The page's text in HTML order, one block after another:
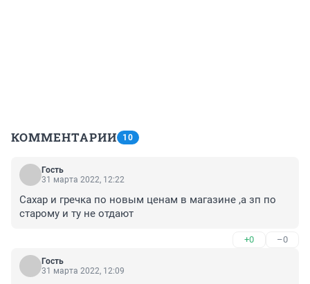
КОММЕНТАРИИ 10
Гость
31 марта 2022, 12:22
Сахар и гречка по новым ценам в магазине ,а зп по
старому и ту не отдают
+0 –0
Гость
31 марта 2022, 12:09